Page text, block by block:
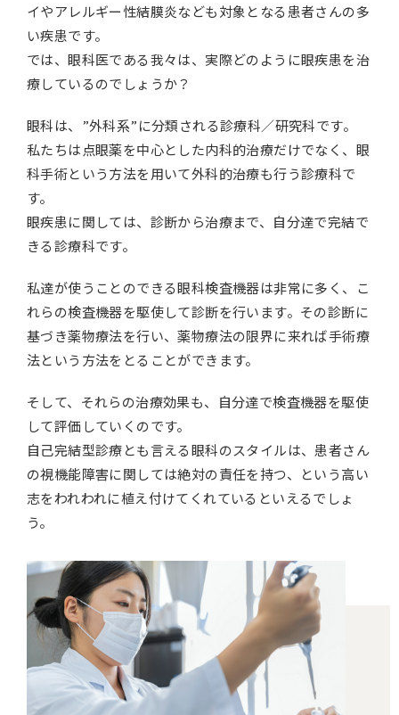
イやアレルギー性結膜炎なども対象となる患者さんの多
い疾患です。
では、眼科医である我々は、実際どのように眼疾患を治
療しているのでしょうか？
眼科は、”外科系”に分類される診療科／研究科です。
私たちは点眼薬を中心とした内科的治療だけでなく、眼
科手術という方法を用いて外科的治療も行う診療科で
す。
眼疾患に関しては、診断から治療まで、自分達で完結で
きる診療科です。
私達が使うことのできる眼科検査機器は非常に多く、こ
れらの検査機器を駆使して診断を行います。その診断に
基づき薬物療法を行い、薬物療法の限界に来れば手術療
法という方法をとることができます。
そして、それらの治療効果も、自分達で検査機器を駆使
して評価していくのです。
自己完結型診療とも言える眼科のスタイルは、患者さん
の視機能障害に関しては絶対の責任を持つ、という高い
志をわれわれに植え付けてくれているといえるでしょ
う。